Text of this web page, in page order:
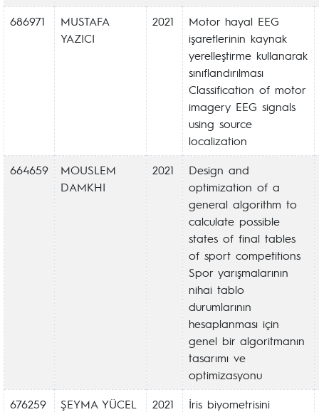
686971
MUSTAFA
YAZICI
2021
Motor hayal EEG
işaretlerinin kaynak
yerelleştirme kullanarak
sınıflandırılması
Classification of motor
imagery EEG signals
using source
localization
664659
MOUSLEM
DAMKHI
2021
Design and
optimization of a
general algorithm to
calculate possible
states of final tables
of sport competitions
Spor yarışmalarının
nihai tablo
durumlarının
hesaplanması için
genel bir algoritmanın
tasarımı ve
optimizasyonu
676259
ŞEYMA YÜCEL
2021
İris biyometrisini